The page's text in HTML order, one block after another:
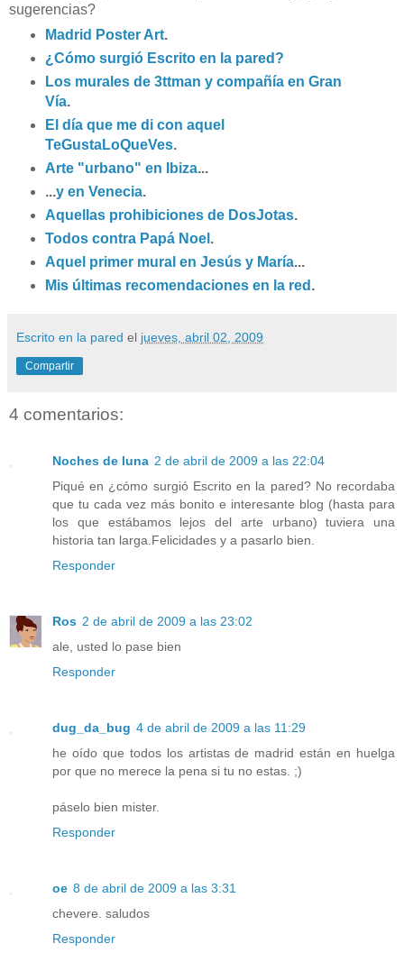
sugerencias?
Madrid Poster Art.
¿Cómo surgió Escrito en la pared?
Los murales de 3ttman y compañía en Gran
Vía.
El día que me di con aquel
TeGustaLoQueVes.
Arte "urbano" en Ibiza...
...y en Venecia.
Aquellas prohibiciones de DosJotas.
Todos contra Papá Noel .
Aquel primer mural en Jesús y María...
Mis últimas recomendaciones en la red .
Escrito en la pared el jueves, abril 02, 2009
Compartir
4 comentarios:
Noches de luna 2 de abril de 2009 a las 22:04
Piqué en ¿cómo surgió Escrito en la pared? No recordaba
que tu cada vez más bonito e interesante blog (hasta para
los que estábamos lejos del arte urbano) tuviera una
historia tan larga.Felicidades y a pasarlo bien.
Responder
Ros 2 de abril de 2009 a las 23:02
ale, usted lo pase bien
Responder
dug_da_bug 4 de abril de 2009 a las 11:29
he oído que todos los artistas de madrid están en huelga
por que no merece la pena si tu no estas. ;)
páselo bien mister.
Responder
oe 8 de abril de 2009 a las 3:31
chevere. saludos
Responder